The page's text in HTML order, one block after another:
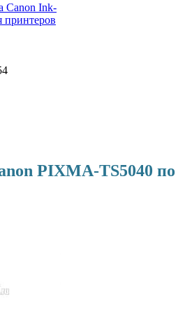
Canon Ink-
принтеров
PIXMA-TS5040 по